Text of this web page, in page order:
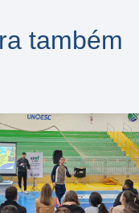
também